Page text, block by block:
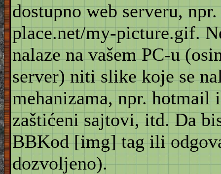
dostupno web serveru,
place.net/my-picture.gif.
nalaze na vašem PC-u
server) niti slike koje se
mehanizama, npr.
zaštićeni sajtovi, itd. Da
BBKod [img] tag ili
dozvoljeno).